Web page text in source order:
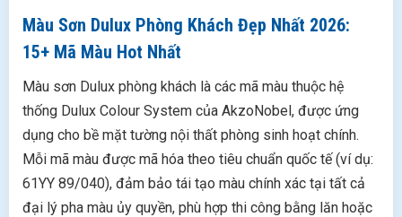
Nhóm 5: Hồng & Tím Nhạt - Tinh Tế, Có Cá
Tính
Nhóm 6: Màu Accent Wall - Điểm Nhấn
Phòng Khách 2026
Gợi Ý Phối Màu Phòng Khách Theo Phong Cách
Phong Cách Hiện Đại (Modern)
Phong Cách Tối Giản (Minimalist / Japandi)
Phong Cách Indochine / Nhiệt Đới
So Sánh Sơn Nội Thất Dulux Với Các Thương
Màu Sơn Dulux Phòng Khách Đẹp Nhất 2026:
15+ Mã Màu Hot Nhất
Màu sơn Dulux phòng khách là các mã màu thuộc hệ
thống Dulux Colour System của AkzoNobel, được ứng
dụng cho bề mặt tường nội thất phòng sinh hoạt chính.
Mỗi mã màu được mã hóa theo tiêu chuẩn quốc tế (ví dụ:
61YY 89/040), đảm bảo tái tạo màu chính xác tại tất cả
đại lý pha màu ủy quyền, phù hợp thi công bằng lăn hoặc